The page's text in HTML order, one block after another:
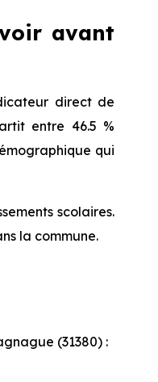
avant
direct de
entre 46.5 %
qui
scolaires.
la commune.
(31380) :